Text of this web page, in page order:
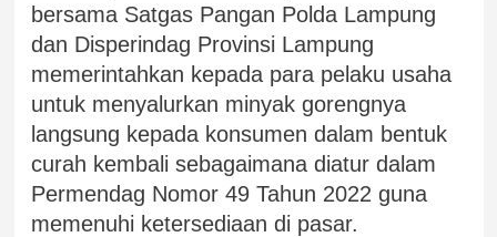
bersama Satgas Pangan Polda Lampung
dan Disperindag Provinsi Lampung
memerintahkan kepada para pelaku usaha
untuk menyalurkan minyak gorengnya
langsung kepada konsumen dalam bentuk
curah kembali sebagaimana diatur dalam
Permendag Nomor 49 Tahun 2022 guna
memenuhi ketersediaan di pasar.